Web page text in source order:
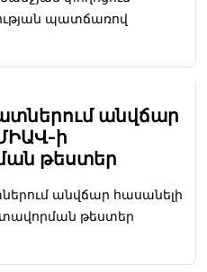
պատճառով
անվճար
ի
թեստեր
անվճար հասանելի
թեստեր